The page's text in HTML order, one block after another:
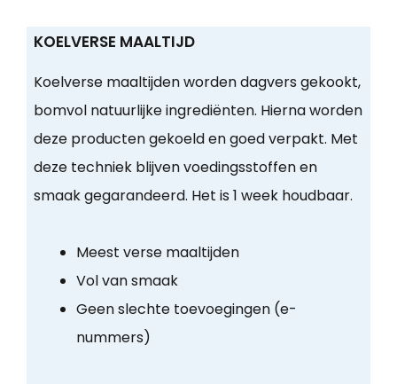
KOELVERSE MAALTIJD
Koelverse maaltijden worden dagvers gekookt,
bomvol natuurlijke ingrediënten. Hierna worden
deze producten gekoeld en goed verpakt. Met
deze techniek blijven voedingsstoffen en
smaak gegarandeerd. Het is 1 week houdbaar.
Meest verse maaltijden
Vol van smaak
Geen slechte toevoegingen (e-
nummers)